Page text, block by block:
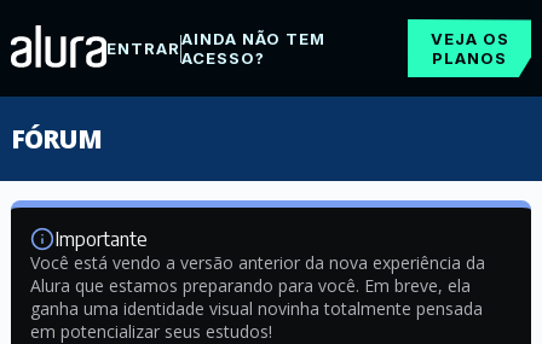
ENTRARAINDA NÃO TEM
ACESSO?
VEJA OS
PLANOS
FÓRUM
Importante
Você está vendo a versão anterior da nova experiência da
Alura que estamos preparando para você. Em breve, ela
ganha uma identidade visual novinha totalmente pensada
em potencializar seus estudos!